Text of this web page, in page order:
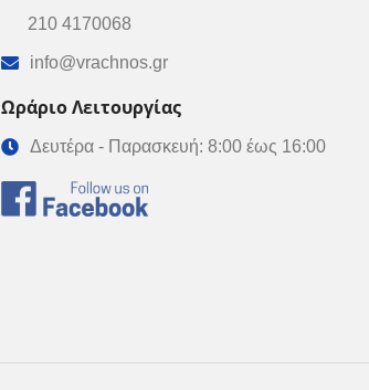
210 4170068
info@vrachnos.gr
Ωράριο Λειτουργίας
Δευτέρα - Παρασκευή: 8:00 έως 16:00